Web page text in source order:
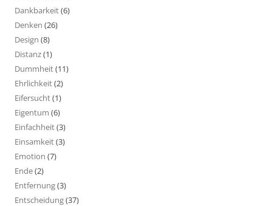
Dankbarkeit(6)
Denken (26)
Design (8)
Distanz(1)
Dummheit(11)
Ehrlichkeit(2)
Eifersucht(1)
Eigentum (6)
Einfachheit(3)
Einsamkeit(3)
Emotion (7)
Ende(2)
Entfernung(3)
Entscheidung(37)